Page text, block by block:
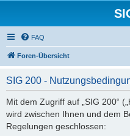
FAQ
Foren-Übersicht
SIG 200 -
Mit dem Zugriff auf „SIG 200“
wird zwischen Ihnen und dem
Regelungen geschlossen: